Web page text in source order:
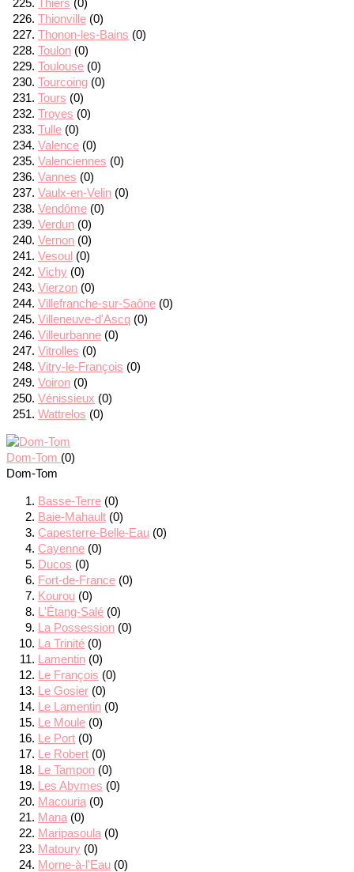
Thionville (0)
Thonon-les-Bains (0)
Toulon (0)
Toulouse (0)
Tourcoing (0)
Tours (0)
Troyes (0)
Tulle (0)
Valence (0)
Valenciennes (0)
Vannes (0)
Vaulx-en-Velin (0)
Vendôme (0)
Verdun (0)
Vernon (0)
Vesoul (0)
Vichy (0)
Vierzon (0)
Villefranche-sur-Saône (0)
Villeneuve-d'Ascq (0)
Villeurbanne (0)
Vitrolles (0)
Vitry-le-François (0)
Voiron (0)
Vénissieux (0)
Wattrelos (0)
Dom-Tom (0)
Dom-Tom
Basse-Terre (0)
Baie-Mahault (0)
Capesterre-Belle-Eau (0)
Cayenne (0)
Ducos (0)
Fort-de-France (0)
Kourou (0)
L'Étang-Salé (0)
La Possession (0)
La Trinité (0)
Lamentin (0)
Le François (0)
Le Gosier (0)
Le Lamentin (0)
Le Moule (0)
Le Port (0)
Le Robert (0)
Le Tampon (0)
Les Abymes (0)
Macouria (0)
Mana (0)
Maripasoula (0)
Matoury (0)
Morne-à-l'Eau (0)